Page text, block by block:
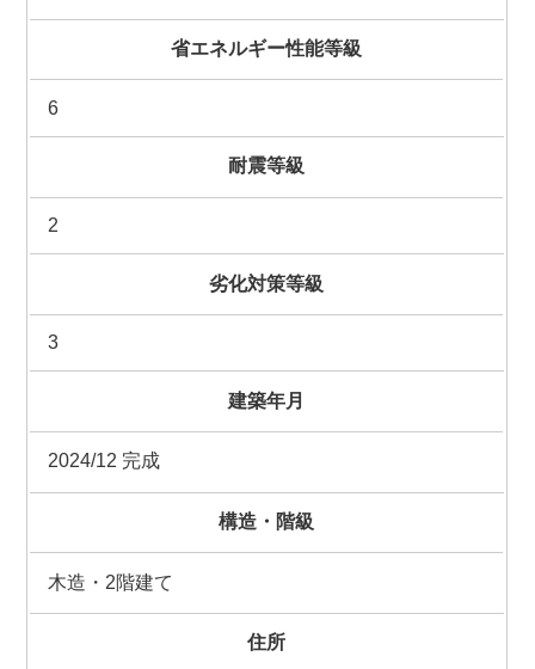
省エネルギー性能等級
6
耐震等級
2
劣化対策等級
3
建築年月
2024/12 完成
構造・階級
木造・2階建て
住所